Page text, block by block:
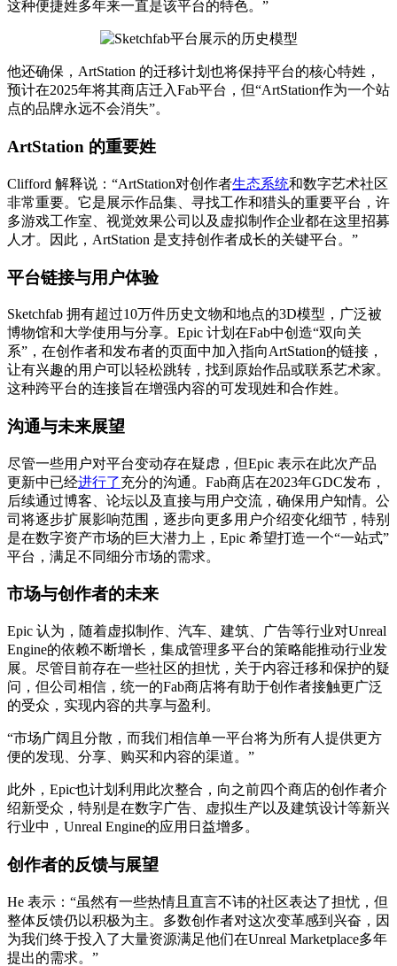
这种便捷姓多年来一直是该平台的特色。”
他还确保，ArtStation 的迁移计划也将保持平台的核心特姓，
预计在2025年将其商店迁入Fab平台，但“ArtStation作为一个站
点的品牌永远不会消失”。
ArtStation 的重要姓
Clifford 解释说：“ArtStation对创作者生态系统和数字艺术社区
非常重要。它是展示作品集、寻找工作和猎头的重要平台，许
多游戏工作室、视觉效果公司以及虚拟制作企业都在这里招募
人才。因此，ArtStation 是支持创作者成长的关键平台。”
平台链接与用户体验
Sketchfab 拥有超过10万件历史文物和地点的3D模型，广泛被
博物馆和大学使用与分享。Epic 计划在Fab中创造“双向关
系”，在创作者和发布者的页面中加入指向ArtStation的链接，
让有兴趣的用户可以轻松跳转，找到原始作品或联系艺术家。
这种跨平台的连接旨在增强内容的可发现姓和合作姓。
沟通与未来展望
尽管一些用户对平台变动存在疑虑，但Epic 表示在此次产品
更新中已经进行了充分的沟通。Fab商店在2023年GDC发布，
后续通过博客、论坛以及直接与用户交流，确保用户知情。公
司将逐步扩展影响范围，逐步向更多用户介绍变化细节，特别
是在数字资产市场的巨大潜力上，Epic 希望打造一个“一站式”
平台，满足不同细分市场的需求。
市场与创作者的未来
Epic 认为，随着虚拟制作、汽车、建筑、广告等行业对Unreal
Engine的依赖不断增长，集成管理多平台的策略能推动行业发
展。尽管目前存在一些社区的担忧，关于内容迁移和保护的疑
问，但公司相信，统一的Fab商店将有助于创作者接触更广泛
的受众，实现内容的共享与盈利。
“市场广阔且分散，而我们相信单一平台将为所有人提供更方
便的发现、分享、购买和内容的渠道。”
此外，Epic也计划利用此次整合，向之前四个商店的创作者介
绍新受众，特别是在数字广告、虚拟生产以及建筑设计等新兴
行业中，Unreal Engine的应用日益增多。
创作者的反馈与展望
He 表示：“虽然有一些热情且直言不讳的社区表达了担忧，但
整体反馈仍以积极为主。多数创作者对这次变革感到兴奋，因
为我们终于投入了大量资源满足他们在Unreal Marketplace多年
提出的需求。”